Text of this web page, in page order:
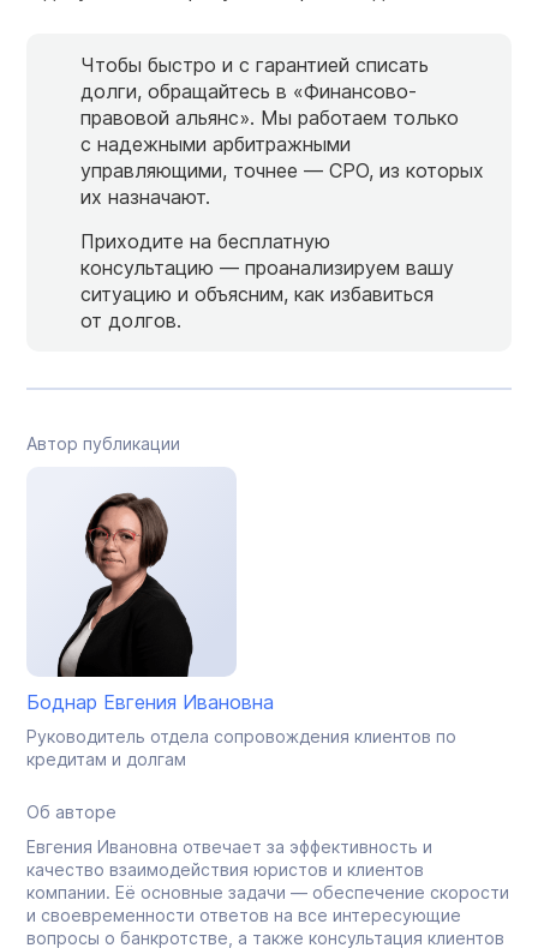
Чтобы быстро и с гарантией списать
долги, обращайтесь в «Финансово-
правовой альянс». Мы работаем только
с надежными арбитражными
управляющими, точнее — СРО, из которых
их назначают.
Приходите на бесплатную
консультацию — проанализируем вашу
ситуацию и объясним, как избавиться
от долгов.
Автор публикации
Боднар Евгения Ивановна
Руководитель отдела сопровождения клиентов по
кредитам и долгам
Об авторе
Евгения Ивановна отвечает за эффективность и
качество взаимодействия юристов и клиентов
компании. Её основные задачи — обеспечение скорости
и своевременности ответов на все интересующие
вопросы о банкротстве, а также консультация клиентов